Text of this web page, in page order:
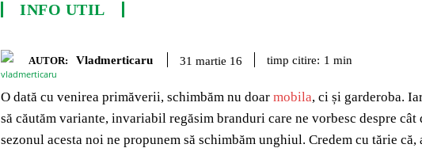
INFO UTIL
AUTOR: Vladmerticaru 31 martie 16 timp citire: 1 min
O dată cu venirea primăverii, schimbăm nu doar mobila, ci și garderoba.
să căutăm variante, invariabil regăsim branduri care ne vorbesc despre
sezonul acesta noi ne propunem să schimbăm unghiul. Credem cu tărie